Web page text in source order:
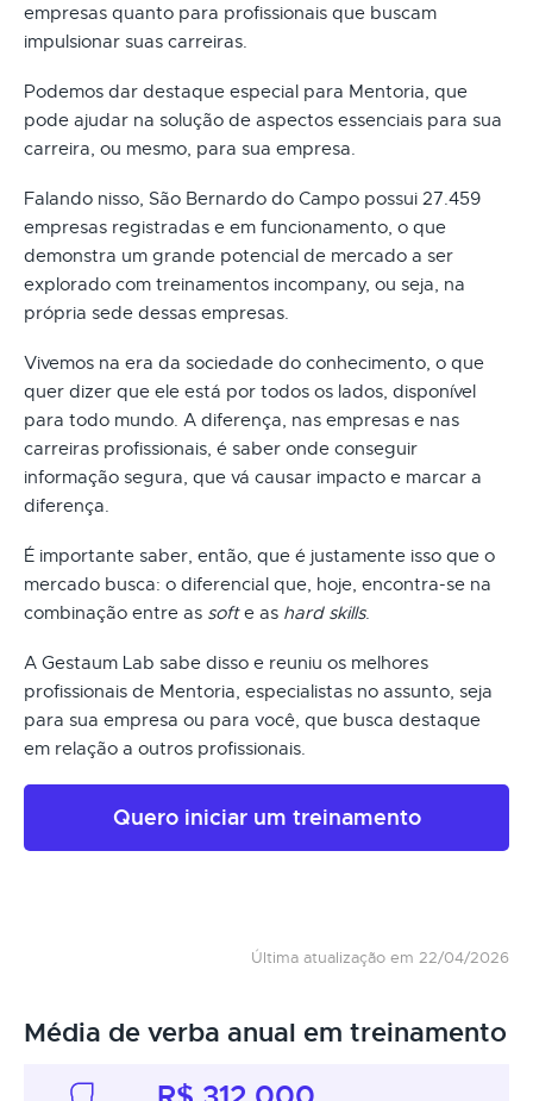
empresas quanto para profissionais que buscam
impulsionar suas carreiras.
Podemos dar destaque especial para Mentoria, que
pode ajudar na solução de aspectos essenciais para sua
carreira, ou mesmo, para sua empresa.
Falando nisso, São Bernardo do Campo possui 27.459
empresas registradas e em funcionamento, o que
demonstra um grande potencial de mercado a ser
explorado com treinamentos incompany, ou seja, na
própria sede dessas empresas.
Vivemos na era da sociedade do conhecimento, o que
quer dizer que ele está por todos os lados, disponível
para todo mundo. A diferença, nas empresas e nas
carreiras profissionais, é saber onde conseguir
informação segura, que vá causar impacto e marcar a
diferença.
É importante saber, então, que é justamente isso que o
mercado busca: o diferencial que, hoje, encontra-se na
combinação entre as softe as hard skills.
A Gestaum Lab sabe disso e reuniu os melhores
profissionais de Mentoria, especialistas no assunto, seja
para sua empresa ou para você, que busca destaque
em relação a outros profissionais.
Quero iniciar um treinamento
Última atualização em 22/04/2026
Média de verba anual em treinamento